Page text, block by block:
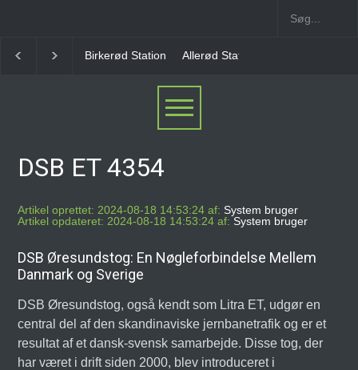
Birkerød Station Allerød Station
DSB ET 4354
Artikel oprettet: 2024-08-18 14:53:24 af: System bruger
Artikel opdateret: 2024-08-18 14:53:24 af: System bruger
DSB Øresundstog: En Nøgleforbindelse Mellem
Danmark og Sverige
DSB Øresundstog, også kendt som Litra ET, udgør en
central del af den skandinaviske jernbanetrafik og er et
resultat af et dansk-svensk samarbejde. Disse tog, der
har været i drift siden 2000, blev introduceret i